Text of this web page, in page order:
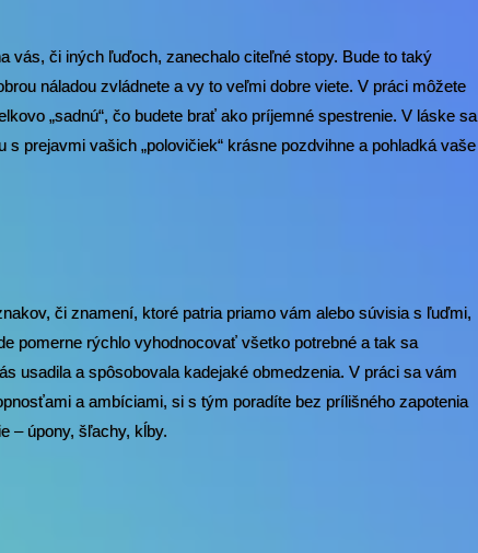
vás, či iných ľuďoch, zanechalo citeľné stopy. Bude to taký
náladou zvládnete a vy to veľmi dobre viete. V práci môžete
„sadnú“, čo budete brať ako príjemné spestrenie. V láske sa
prejavmi vašich „polovičiek“ krásne pozdvihne a pohladká vaše
či znamení, ktoré patria priamo vám alebo súvisia s ľuďmi,
pomerne rýchlo vyhodnocovať všetko potrebné a tak sa
usadila a spôsobovala kadejaké obmedzenia. V práci sa vám
a ambíciami, si s tým poradíte bez prílišného zapotenia
– úpony, šľachy, kĺby.